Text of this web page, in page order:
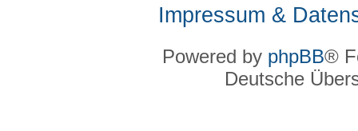
Impressum &
Powered by phpBB®
Deutsche